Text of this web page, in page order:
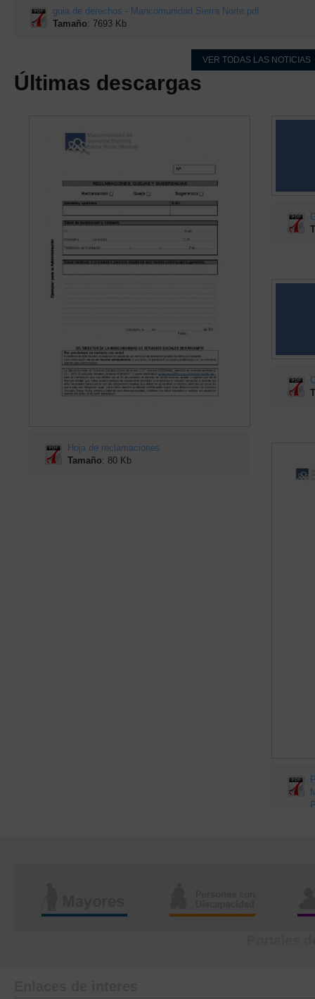
guia de derechos - Mancomunidad Sierra Norte.pdf
Tamaño: 7693 Kb
VER TODAS LAS NOTICIAS
Últimas descargas
Hoja de reclamaciones
Tamaño: 80 Kb